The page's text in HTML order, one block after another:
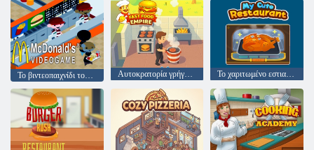
Το βιντεοπαιχνίδι του McDonald's Αυτοκρατορία γρήγορου φαγητού Το χαριτωμένο εστιατόριο μου